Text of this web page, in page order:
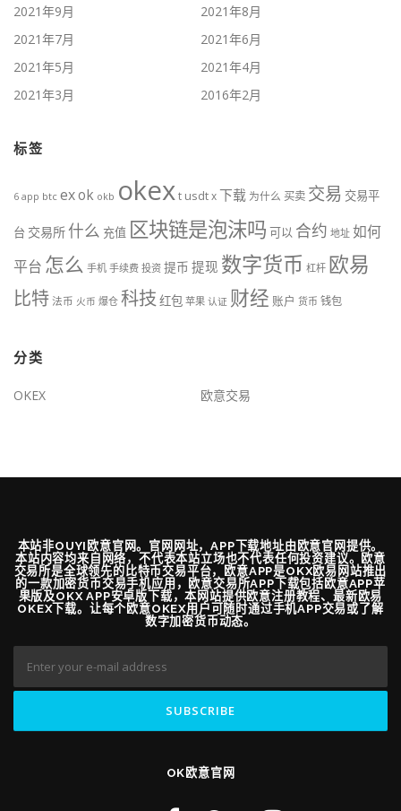
2021年9月
2021年8月
2021年7月
2021年6月
2021年5月
2021年4月
2021年3月
2016年2月
标签
6 app btc exok okb okext usdtx下载 为什么 买卖 交易 交易平
台 交易所 什么 充值 区块链是泡沫吗 可以 合约 地址 如何
平台 怎么 手机 手续费 投资 提币 提现 数字货币 杠杆 欧易
比特法币 火币 爆仓 科技 红包 苹果 认证 财经 账户 货币 钱包
分类
OKEX 欧意交易
本站非OUYI欧意官网。官网网址，APP下载地址由欧意官网提供。
本站内容均来自网络，不代表本站立场也不代表任何投资建议。欧意
交易所是全球领先的比特币交易平台，欧意APP是OKX欧易网站推出
的一款加密货币交易手机应用，欧意交易所APP下载包括欧意APP苹
果版及OKX APP安卓版下载，本网站提供欧意注册教程、最新欧易
OKEX下载。让每个欧意OKEX用户可随时通过手机APP交易或了解
数字加密货币动态。
OK欧意官网